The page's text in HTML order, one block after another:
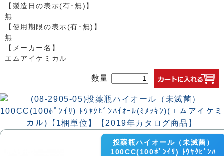
【製造日の表示(有･無)】
無
【使用期限の表示(有･無)】
無
【メーカー名】
エムアイケミカル
数量
投薬瓶ハイオール（未滅菌）
100CC(100ﾎﾟﾝｲﾘ) ﾄｳﾔｸﾋﾞﾝﾊ